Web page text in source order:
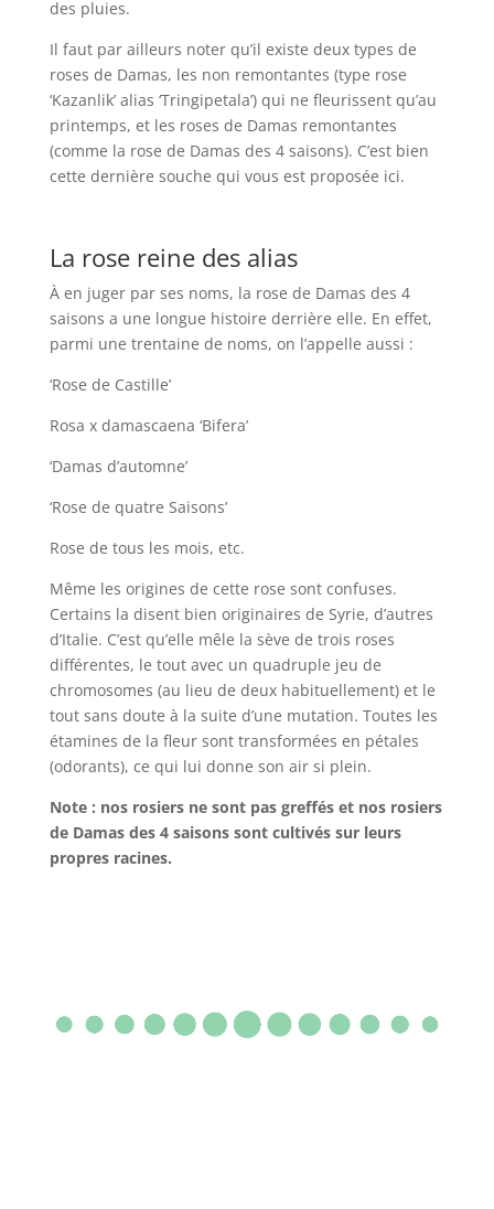
des pluies.
Il faut par ailleurs noter qu’il existe deux types de
roses de Damas, les non remontantes (type rose
‘Kazanlik’ alias ‘Tringipetala’) qui ne fleurissent qu’au
printemps, et les roses de Damas remontantes
(comme la rose de Damas des 4 saisons). C’est bien
cette dernière souche qui vous est proposée ici.
La rose reine des alias
À en juger par ses noms, la rose de Damas des 4
saisons a une longue histoire derrière elle. En effet,
parmi une trentaine de noms, on l’appelle aussi :
‘Rose de Castille’
Rosa x damascaena ‘Bifera’
‘Damas d’automne’
‘Rose de quatre Saisons’
Rose de tous les mois, etc.
Même les origines de cette rose sont confuses.
Certains la disent bien originaires de Syrie, d’autres
d’Italie. C’est qu’elle mêle la sève de trois roses
différentes, le tout avec un quadruple jeu de
chromosomes (au lieu de deux habituellement) et le
tout sans doute à la suite d’une mutation. Toutes les
étamines de la fleur sont transformées en pétales
(odorants), ce qui lui donne son air si plein.
Note : nos rosiers ne sont pas greffés et nos rosiers
de Damas des 4 saisons sont cultivés sur leurs
propres racines.